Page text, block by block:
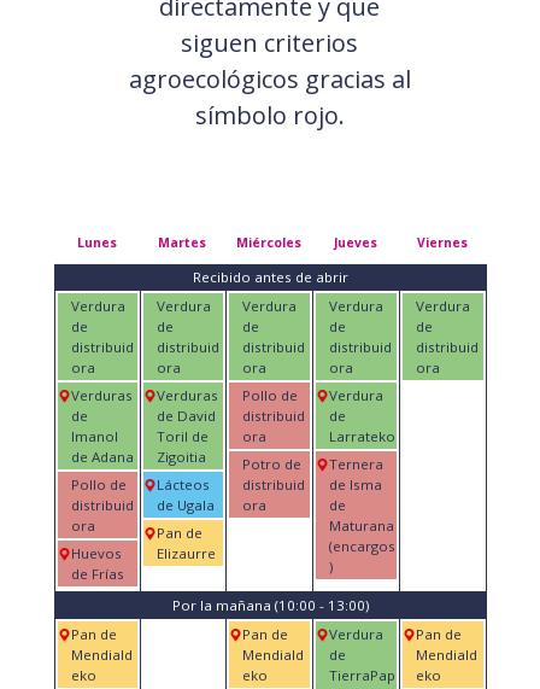
directamente y que
siguen criterios
agroecológicos gracias al
símbolo rojo.
Lunes Martes Miércoles Jueves Viernes
Recibido antes de abrir
Verdura
de
distribuid
ora
Verduras
de
Imanol
de Adana
Pollo de
distribuid
ora
Huevos
de Frías
Verdura
de
distribuid
ora
Verduras
de David
Toril de
Zigoitia
Lácteos
de Ugala
Pan de
Elizaurre
Verdura
de
distribuid
ora
Pollo de
distribuid
ora
Potro de
distribuid
ora
Verdura
de
distribuid
ora
Verdura
de
Larrateko
Ternera
de Isma
de
Maturana
(encargos
)
Verdura
de
distribuid
ora
Por la mañana (10:00 - 13:00)
Pan de
Mendiald
eko
Pan de
Mendiald
eko
Verdura
de
TierraPap
Pan de
Mendiald
eko